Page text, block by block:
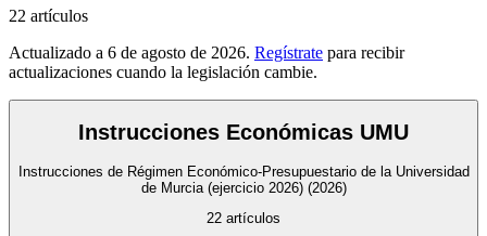
22 artículos
Actualizado a 6 de agosto de 2026. Regístrate para recibir
actualizaciones cuando la legislación cambie.
Instrucciones Económicas UMU
Instrucciones de Régimen Económico-Presupuestario de la Universidad
de Murcia (ejercicio 2026) (2026)
22 artículos